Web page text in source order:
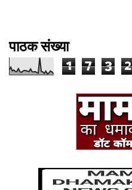
पाठक संख्या
1 7 3 2